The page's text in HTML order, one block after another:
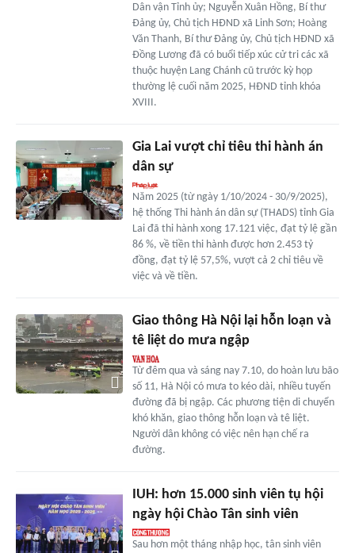
Dân vận Tỉnh ủy; Nguyễn Xuân Hồng, Bí thư
Đảng ủy, Chủ tịch HĐND xã Linh Sơn; Hoàng
Văn Thanh, Bí thư Đảng ủy, Chủ tịch HĐND xã
Đồng Lương đã có buổi tiếp xúc cử tri các xã
thuộc huyện Lang Chánh cũ trước kỳ họp
thường lệ cuối năm 2025, HĐND tỉnh khóa
XVIII.
Gia Lai vượt chỉ tiêu thi hành án
dân sự
Năm 2025 (từ ngày 1/10/2024 - 30/9/2025),
hệ thống Thi hành án dân sự (THADS) tỉnh Gia
Lai đã thi hành xong 17.121 việc, đạt tỷ lệ gần
86 %, về tiền thi hành được hơn 2.453 tỷ
đồng, đạt tỷ lệ 57,5%, vượt cả 2 chỉ tiêu về
việc và về tiền.
Giao thông Hà Nội lại hỗn loạn và
tê liệt do mưa ngập
Từ đêm qua và sáng nay 7.10, do hoàn lưu bão
số 11, Hà Nội có mưa to kéo dài, nhiều tuyến
đường đã bị ngập. Các phương tiện di chuyển
khó khăn, giao thông hỗn loạn và tê liệt.
Người dân không có việc nên hạn chế ra
đường.
IUH: hơn 15.000 sinh viên tụ hội
ngày hội Chào Tân sinh viên
Sau hơn một tháng nhập học, tân sinh viên